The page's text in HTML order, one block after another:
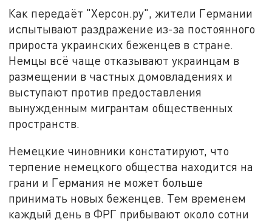
Как передаёт "Херсон.ру", жители Германии
испытывают раздражение из-за постоянного
прироста украинских беженцев в стране.
Немцы всё чаще отказывают украинцам в
размещении в частных домовладениях и
выступают против предоставления
вынужденным мигрантам общественных
пространств.
Немецкие чиновники констатируют, что
терпение немецкого общества находится на
грани и Германия не может больше
принимать новых беженцев. Тем временем
каждый день в ФРГ прибывают около сотни